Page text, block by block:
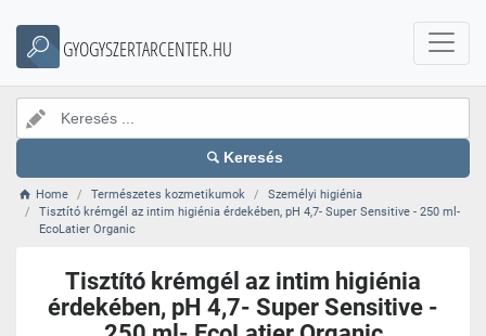
GYOGYSZERTARCENTER.HU
Keresés
Home Természetes kozmetikumok
Személyi higiénia
Tisztító krémgél az intim higiénia érdekében, pH 4,7- Super Sensitive - 250 ml-
EcoLatier Organic
Tisztító krémgél az intim higiénia
érdekében, pH 4,7- Super Sensitive -